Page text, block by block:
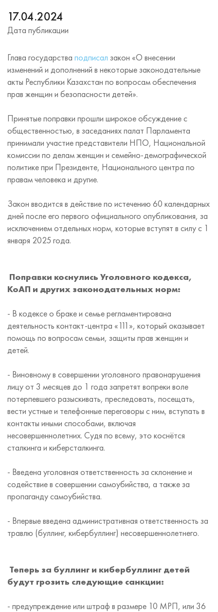
17.04.2024
Дата публикации
Глава государства подписал закон «О внесении
изменений и дополнений в некоторые законодательные
акты Республики Казахстан по вопросам обеспечения
прав женщин и безопасности детей».
Принятые поправки прошли широкое обсуждение с
общественностью, в заседаниях палат Парламента
принимали участие представители НПО, Национальной
комиссии по делам женщин и семейно-демографической
политике при Президенте, Национального центра по
правам человека и другие.
Закон вводится в действие по истечению 60 календарных
дней после его первого официального опубликования, за
исключением отдельных норм, которые вступят в силу с 1
января 2025 года.
Поправки коснулись Уголовного кодекса,
КоАП и других законодательных норм:
- В кодексе о браке и семье регламентирована
деятельность контакт-центра «111», который оказывает
помощь по вопросам семьи, защиты прав женщин и
детей.
- Виновному в совершении уголовного правонарушения
лицу от 3 месяцев до 1 года запретят вопреки воле
потерпевшего разыскивать, преследовать, посещать,
вести устные и телефонные переговоры с ним, вступать в
контакты иными способами, включая
несовершеннолетних. Судя по всему, это коснётся
сталкинга и киберсталкинга.
- Введена уголовная ответственность за склонение и
содействие в совершении самоубийства, а также за
пропаганду самоубийства.
- Впервые введена административная ответственность за
травлю (буллинг, кибербуллинг) несовершеннолетнего.
Теперь за буллинг и кибербуллинг детей
будут грозить следующие санкции:
- предупреждение или штраф в размере 10 МРП, или 36